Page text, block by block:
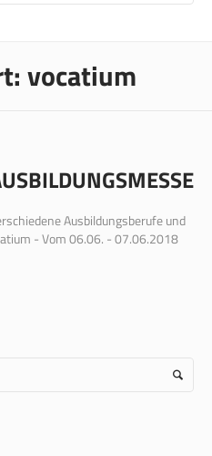
vocatium
Ausbildungsberufe und
- Vom 06.06. - 07.06.2018